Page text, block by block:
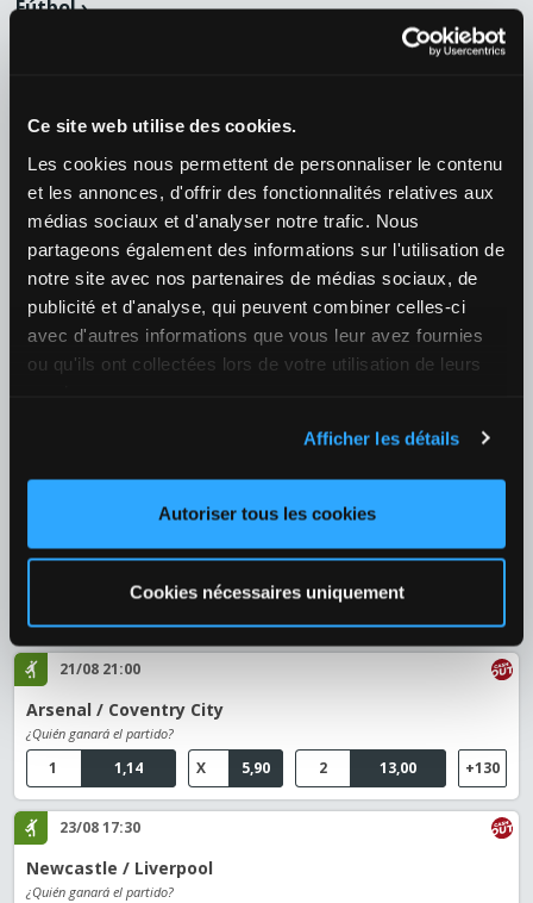
Ce site web utilise des cookies.
Les cookies nous permettent de personnaliser le contenu
et les annonces, d'offrir des fonctionnalités relatives aux
médias sociaux et d'analyser notre trafic. Nous
partageons également des informations sur l'utilisation de
notre site avec nos partenaires de médias sociaux, de
publicité et d'analyse, qui peuvent combiner celles-ci
avec d'autres informations que vous leur avez fournies
ou qu'ils ont collectées lors de votre utilisation de leurs
Afficher les détails
Autoriser tous les cookies
Cookies nécessaires uniquement
Fútbol›
¿Quién ganará el partido?
1,88
1 3,15
X 3,60
2 +124
Fútbol›
España›LaLiga
Valencia / Real Betis
¿Quién ganará el partido?
¿Quién ganará el partido?
1,38
1 4,30
X 5,70
2 +130
Angleterre›Premier League
21/08 21:00
Arsenal / Coventry City
¿Quién ganará el partido?
1,14
1 5,90
X 13,00
2 +130
23/08 17:30
Newcastle / Liverpool
¿Quién ganará el partido?